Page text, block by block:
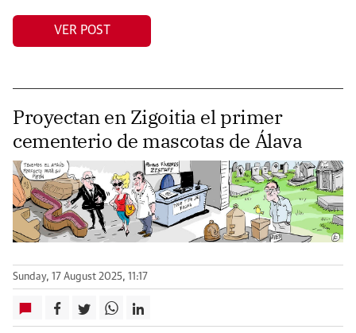
VER POST
Proyectan en Zigoitia el primer
cementerio de mascotas de Álava
Sunday, 17 August 2025, 11:17